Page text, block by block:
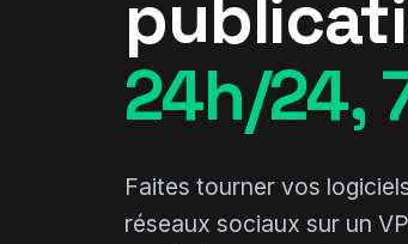
24h/24,
Faites tourner vos
réseaux sociaux sur un